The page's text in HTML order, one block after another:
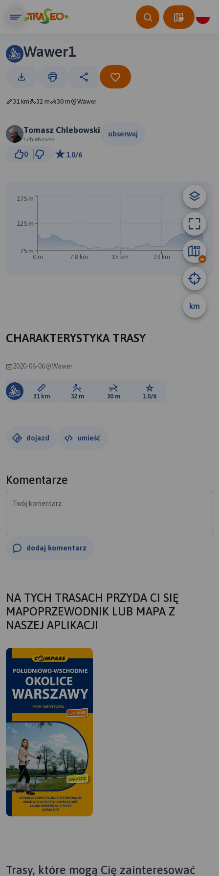
Wawer1
31 km 32 m 30 m Wawer
Tomasz Chlebowski
t.chlebowski
obserwuj
0 1.0/6
km
0 m 7.8 km 15 km 23 km 31 km
75 m
125 m
175 m
CHARAKTERYSTYKA TRASY
2020-06-06 Wawer
Długość trasy:
31 km Suma przewyższeń:
32 m Suma spadków:
30 m Ocena trasy:
1.0/6
dojazd umieść
Komentarze
Twój komentarz
dodaj komentarz
NA TYCH TRASACH PRZYDA CI SIĘ
MAPOPRZEWODNIK LUB MAPA Z
NASZEJ APLIKACJI
Trasy, które mogą Cię zainteresować